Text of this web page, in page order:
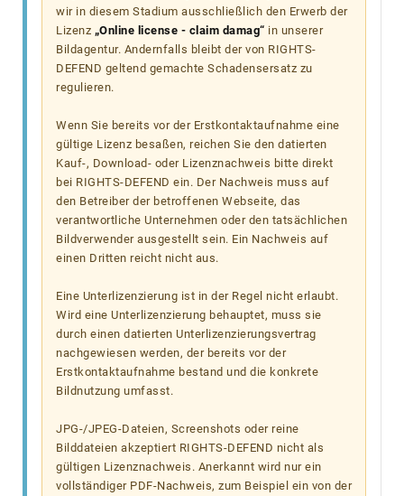
wir in diesem Stadium ausschließlich den Erwerb der
Lizenz „Online license - claim damag“ in unserer
Bildagentur. Andernfalls bleibt der von RIGHTS-
DEFEND geltend gemachte Schadensersatz zu
regulieren.
Wenn Sie bereits vor der Erstkontaktaufnahme eine
gültige Lizenz besaßen, reichen Sie den datierten
Kauf-, Download- oder Lizenznachweis bitte direkt
bei RIGHTS-DEFEND ein. Der Nachweis muss auf
den Betreiber der betroffenen Webseite, das
verantwortliche Unternehmen oder den tatsächlichen
Bildverwender ausgestellt sein. Ein Nachweis auf
einen Dritten reicht nicht aus.
Eine Unterlizenzierung ist in der Regel nicht erlaubt.
Wird eine Unterlizenzierung behauptet, muss sie
durch einen datierten Unterlizenzierungsvertrag
nachgewiesen werden, der bereits vor der
Erstkontaktaufnahme bestand und die konkrete
Bildnutzung umfasst.
JPG-/JPEG-Dateien, Screenshots oder reine
Bilddateien akzeptiert RIGHTS-DEFEND nicht als
gültigen Lizenznachweis. Anerkannt wird nur ein
vollständiger PDF-Nachweis, zum Beispiel ein von der